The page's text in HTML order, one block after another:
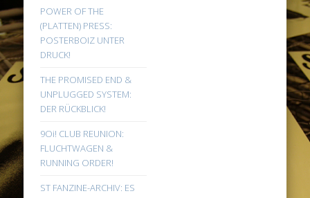
POWER OF THE
(PLATTEN) PRESS:
POSTERBOIZ UNTER
DRUCK!
THE PROMISED END &
UNPLUGGED SYSTEM:
DER RÜCKBLICK!
9Oi! CLUB REUNION:
FLUCHTWAGEN &
RUNNING ORDER!
ST FANZINE-ARCHIV: ES